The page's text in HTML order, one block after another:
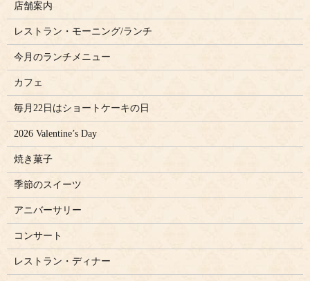
店舗案内
レストラン・モーニング/ランチ
今月のランチメニュー
カフェ
毎月22日はショートケーキの日
2026 Valentine’s Day
焼き菓子
季節のスイーツ
アニバーサリー
コンサート
レストラン・ディナー